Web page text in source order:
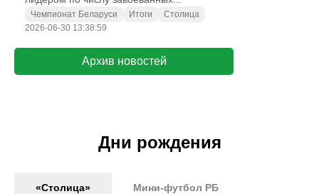
Чемпионат Беларуси Итоги
Столица
2026-06-30 13:38:59
Архив новостей
Дни рождения
«Столица» Мини-футбол РБ